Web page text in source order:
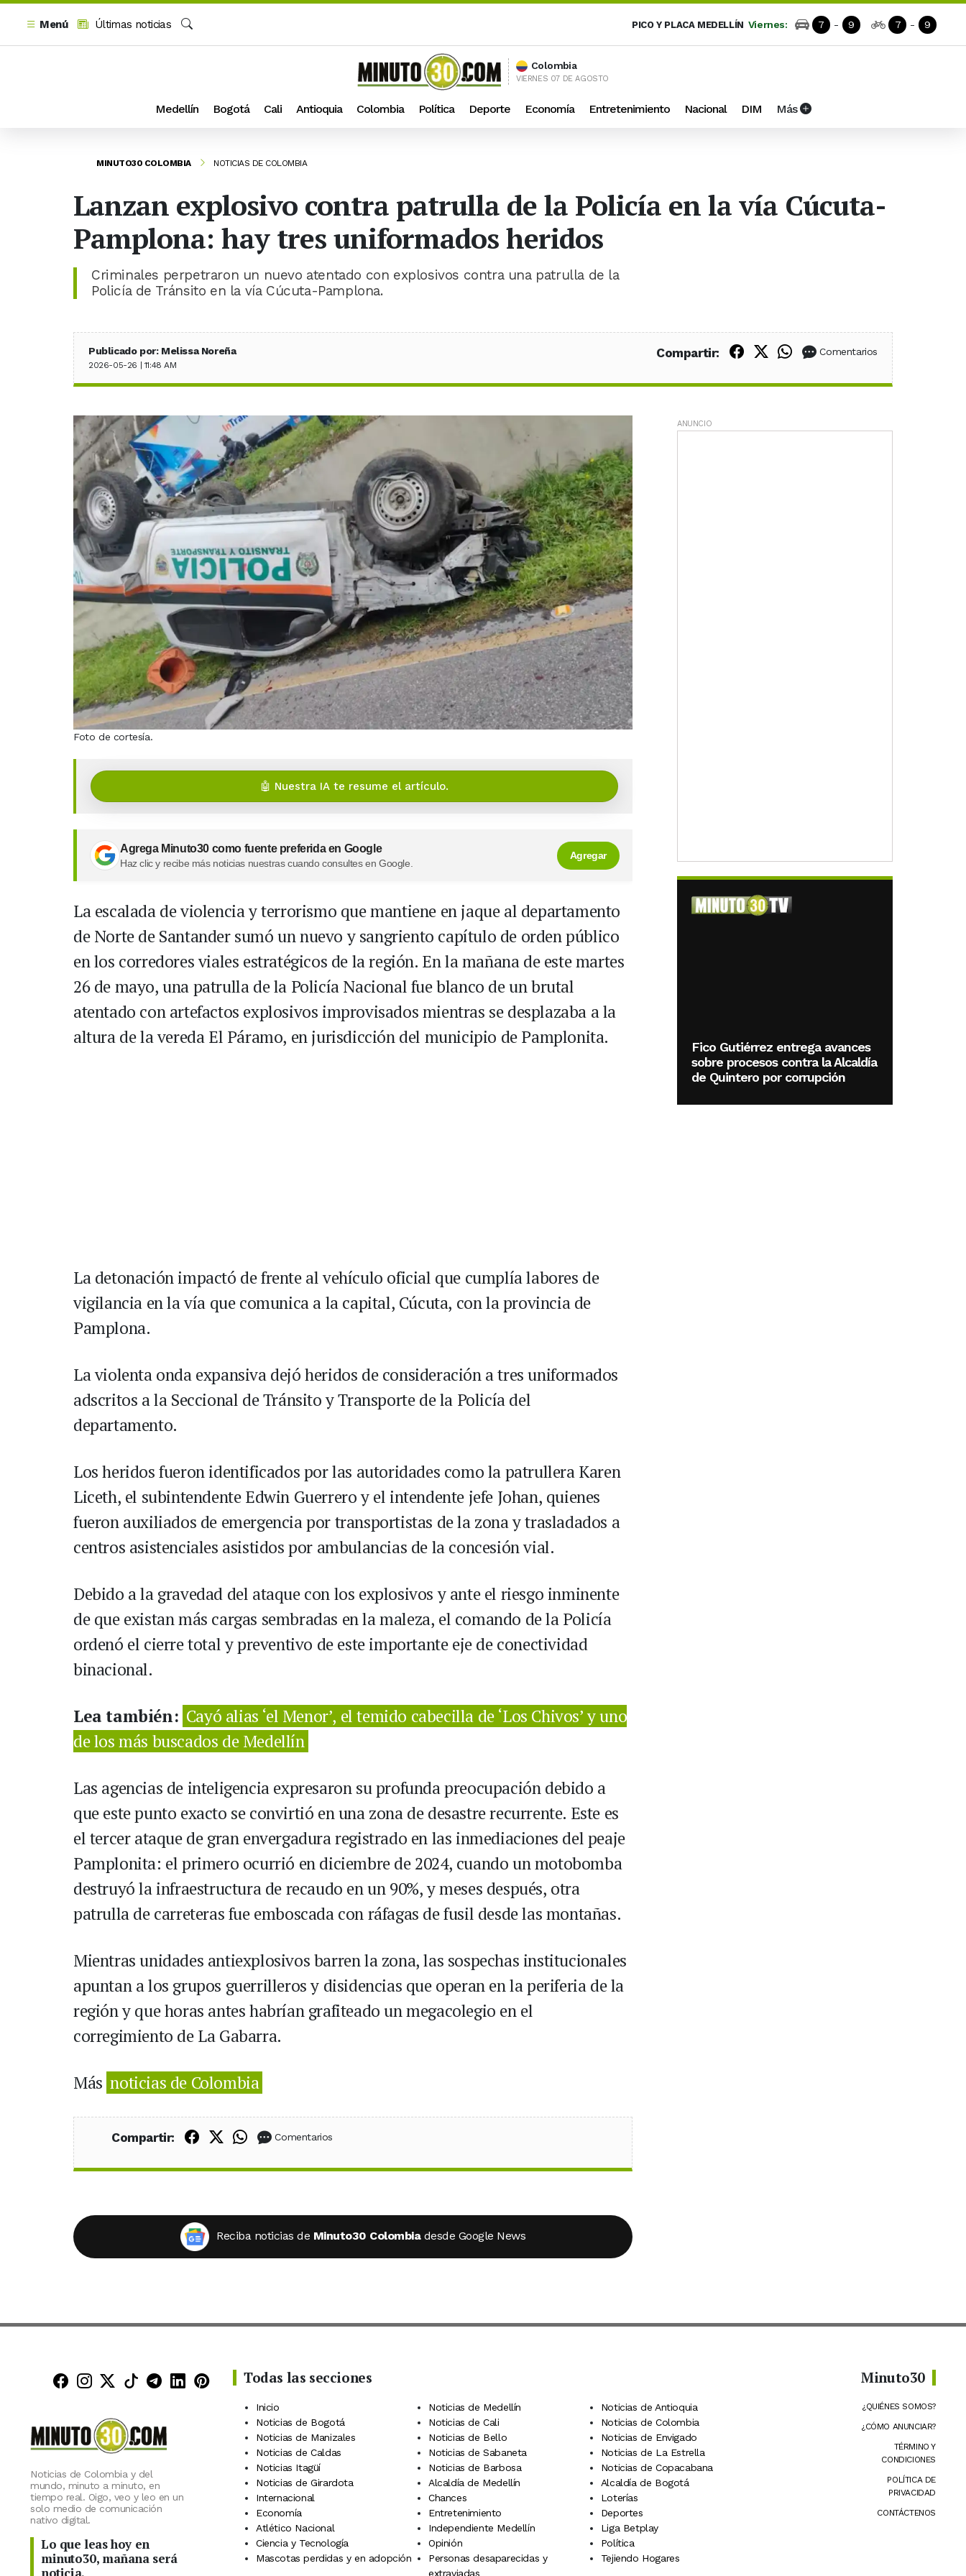
Menú
Últimas noticias
PICO Y PLACA MEDELLÍN Viernes: 7 - 9 7 - 9
Colombia
VIERNES 07 DE AGOSTO
Medellín Bogotá Cali Antioquia Colombia Política Deporte Economía Entretenimiento Nacional DIM Más
MINUTO30 COLOMBIA NOTICIAS DE COLOMBIA
Lanzan explosivo contra patrulla de la Policía en la vía Cúcuta-
Pamplona: hay tres uniformados heridos
Criminales perpetraron un nuevo atentado con explosivos contra una patrulla de la
Policía de Tránsito en la vía Cúcuta-Pamplona.
Publicado por: Melissa Noreña
2026-05-26 | 11:48 AM
Compartir: Compartir en Facebook
Compartir en X (Twitter)
Compartir en WhatsApp
Comentarios
Foto de cortesía.
🤖 Nuestra IA te resume el artículo.
Agrega Minuto30 como fuente preferida en Google
Haz clic y recibe más noticias nuestras cuando consultes en Google.
Agregar
La escalada de violencia y terrorismo que mantiene en jaque al departamento
de Norte de Santander sumó un nuevo y sangriento capítulo de orden público
en los corredores viales estratégicos de la región. En la mañana de este martes
26 de mayo, una patrulla de la Policía Nacional fue blanco de un brutal
atentado con artefactos explosivos improvisados mientras se desplazaba a la
altura de la vereda El Páramo, en jurisdicción del municipio de Pamplonita.
La detonación impactó de frente al vehículo oficial que cumplía labores de
vigilancia en la vía que comunica a la capital, Cúcuta, con la provincia de
Pamplona.
La violenta onda expansiva dejó heridos de consideración a tres uniformados
adscritos a la Seccional de Tránsito y Transporte de la Policía del
departamento.
Los heridos fueron identificados por las autoridades como la patrullera Karen
Liceth, el subintendente Edwin Guerrero y el intendente jefe Johan, quienes
fueron auxiliados de emergencia por transportistas de la zona y trasladados a
centros asistenciales asistidos por ambulancias de la concesión vial.
Debido a la gravedad del ataque con los explosivos y ante el riesgo inminente
de que existan más cargas sembradas en la maleza, el comando de la Policía
ordenó el cierre total y preventivo de este importante eje de conectividad
binacional.
Lea también: Cayó alias ‘el Menor’, el temido cabecilla de ‘Los Chivos’ y uno
de los más buscados de Medellín
Las agencias de inteligencia expresaron su profunda preocupación debido a
que este punto exacto se convirtió en una zona de desastre recurrente. Este es
el tercer ataque de gran envergadura registrado en las inmediaciones del peaje
Pamplonita: el primero ocurrió en diciembre de 2024, cuando un motobomba
destruyó la infraestructura de recaudo en un 90%, y meses después, otra
patrulla de carreteras fue emboscada con ráfagas de fusil desde las montañas.
Mientras unidades antiexplosivos barren la zona, las sospechas institucionales
apuntan a los grupos guerrilleros y disidencias que operan en la periferia de la
región y que horas antes habrían grafiteado un megacolegio en el
corregimiento de La Gabarra.
Más noticias de Colombia
Compartir: Compartir en Facebook
Compartir en X (Twitter)
Compartir en WhatsApp
Comentarios
Reciba noticias de Minuto30 Colombia desde Google News
ANUNCIO
Fico Gutiérrez entrega avances
sobre procesos contra la Alcaldía
de Quintero por corrupción
Minuto30 en Facebook
Minuto30 en Instagram
Minuto30 en X (Twitter)
Minuto30 en TikTok
Canal de Minuto30 en Telegram
Minuto30 en LinkedIn
Minuto30 en Pinterest
Noticias de Colombia y del
mundo, minuto a minuto, en
tiempo real. Oigo, veo y leo en un
solo medio de comunicación
nativo digital.
Lo que leas hoy en
minuto30, mañana será
noticia.
Todas las secciones
Inicio Noticias de Medellín
Noticias de Antioquia
Noticias de Bogotá
Noticias de Cali
Noticias de Colombia
Noticias de Manizales
Noticias de Bello
Noticias de Envigado
Noticias de Caldas
Noticias de Sabaneta
Noticias de La Estrella
Noticias Itagüí
Noticias de Barbosa
Noticias de Copacabana
Noticias de Girardota
Alcaldía de Medellín
Alcaldía de Bogotá
Internacional
Chances
Loterías
Economía
Entretenimiento
Deportes
Atlético Nacional
Independiente Medellín
Liga Betplay
Ciencia y Tecnología
Opinión
Política
Mascotas perdidas y en adopción
Personas desaparecidas y
extraviadas
Tejiendo Hogares
Minuto30
¿QUIÉNES SOMOS?
¿CÓMO ANUNCIAR?
TÉRMINO Y
CONDICIONES
POLÍTICA DE
PRIVACIDAD
CONTÁCTENOS